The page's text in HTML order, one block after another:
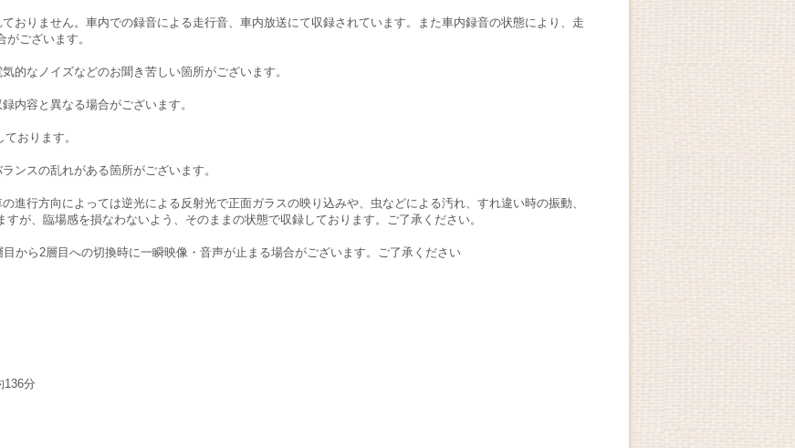
おりません。車内での録音による走行音、車内放送にて収録されています。また車内録音の状態により、走
ございます。
的なノイズなどのお聞き苦しい箇所がございます。
内容と異なる場合がございます。
おります。
ンスの乱れがある箇所がございます。
進行方向によっては逆光による反射光で正面ガラスの映り込みや、虫などによる汚れ、すれ違い時の振動、
が、臨場感を損なわないよう、そのままの状態で収録しております。ご了承ください。
から2層目への切換時に一瞬映像・音声が止まる場合がございます。ご了承ください
分